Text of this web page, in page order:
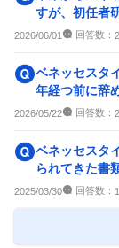
56 件
企業の選考に関
31件
すが、初任者
か？
2026/06/01 回答数： 2
ベネッセスタ
年経つ前に辞
ましたが、ほ
2026/05/22 回答数： 2
ベネッセスタ
られてきた書
たいです。 処
2025/03/30 回答数： 1